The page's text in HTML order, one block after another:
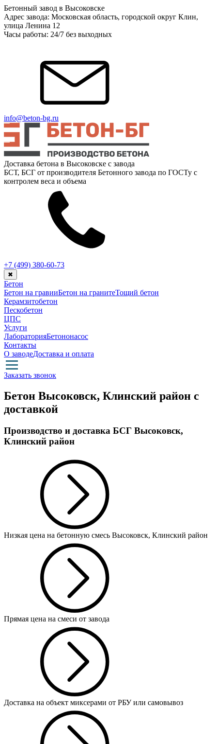
Бетонный завод в Высоковске
Адрес завода: Московская область, городской округ Клин,
улица Ленина 12
Часы работы: 24/7 без выходных
info@beton-bg.ru
Доставка бетона в Высоковске с завода
БСТ, БСГ от производителя Бетонного завода по ГОСТу с
контролем веса и объема
+7 (499) 380-60-73
✖
Бетон
Бетон на гравииБетон на гранитеТощий бетон
Керамзитобетон
Пескобетон
ЦПС
Услуги
ЛабораторияБетононасос
Контакты
О заводеДоставка и оплата
Заказать звонок
Бетон Высоковск, Клинский район с
доставкой
Производство и доставка БСГ Высоковск,
Клинский район
Низкая цена на бетонную смесь Высоковск, Клинский район
Прямая цена на смеси от завода
Доставка на объект миксерами от РБУ или самовывоз